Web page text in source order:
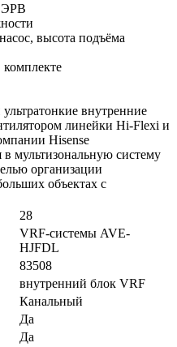
высота подъёма
внутренние
линейки Hi-Flexi и
Hisense
мультизональную систему
организации
объектах с
28
VRF-системы AVE-
HJFDL
83508
внутренний блок VRF
Канальный
Да
Да